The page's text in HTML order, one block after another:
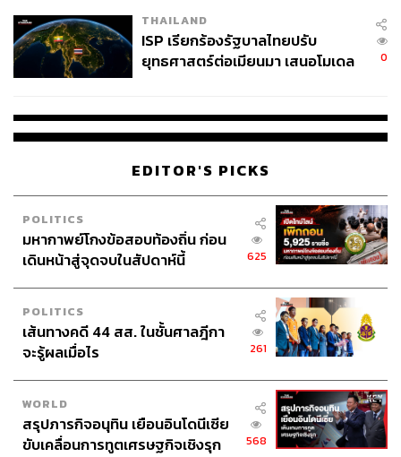
แต่เมื่อต้องเจอกับกองกลางที่มีความสามารถสูงของเบลเยียม
แล้ว เซาธ์เกตสามารถตัดสินใจแก้เกมโดยการใช้อัลลี ซึ่งมี
ทักษะสูงและมีประสบการณ์มากกว่ามาบงการเกมแทนได้
คล้ายกับตำแหน่งของ ราฮีม สเตอร์ลิง มีตัวแทนที่มีทีเด็ด
อย่าง มาร์คัส แรชฟอร์ด ผู้สามารถยิงประตูเหนือความคาด
หมาย หรือแม้กระทั่ง เจมี วาร์ดี เรียกได้ว่าอังกฤษนั้นมีตัว
สำหรับทีเด็ดของฝั่งเบลเยียมในวันนี้คือการที่เราอาจจะได้
เห็น มิชี บาตชูอายี และมูซา เดมเบเล ลงวาดลวดลายใน
สนามเช่นกัน
THAILAND
ISP เรียกร้องรัฐบาลไทยปรับ
ยุทธศาสตร์ต่อเมียนมา เสนอโมเดล
0
EDITOR'S PICKS
POLITICS
มหากาพย์โกงข้อสอบท้องถิ่น ก่อน
เดินหน้าสู่จุดจบในสัปดาห์นี้
625
POLITICS
เส้นทางคดี 44 สส. ในชั้นศาลฎีกา
จะรู้ผลเมื่อไร
261
WORLD
สรุปภารกิจอนุทิน เยือนอินโดนีเซีย
ขับเคลื่อนการทูตเศรษฐกิจเชิงรุก
568